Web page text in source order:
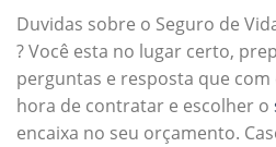
Duvidas sobre o Seguro de
? Você esta no lugar certo,
perguntas e resposta que
hora de contratar e escolher o
encaixa no seu orçamento.